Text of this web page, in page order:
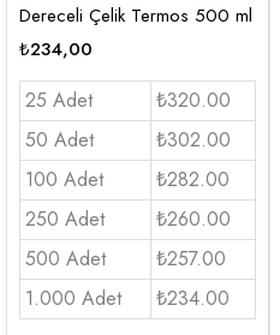
Dereceli Çelik Termos 500 ml
₺234,00
25 Adet
₺320.00
50 Adet
₺302.00
100 Adet
₺282.00
250 Adet
₺260.00
500 Adet
₺257.00
1.000 Adet
₺234.00